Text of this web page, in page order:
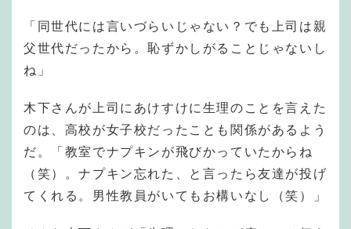
「同世代には言いづらいじゃない？でも上司は親
父世代だったから。恥ずかしがることじゃないし
ね」
木下さんが上司にあけすけに生理のことを言えた
のは、高校が女子校だったことも関係があるよう
だ。「教室でナプキンが飛びかっていたからね
（笑）。ナプキン忘れた、と言ったら友達が投げ
てくれる。男性教員がいてもお構いなし（笑）」